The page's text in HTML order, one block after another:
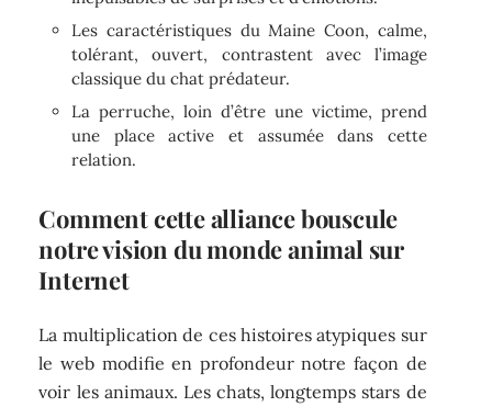
Les caractéristiques du Maine Coon, calme,
tolérant, ouvert, contrastent avec l’image
classique du chat prédateur.
La perruche, loin d’être une victime, prend
une place active et assumée dans cette
relation.
Comment cette alliance bouscule
notre vision du monde animal sur
Internet
La multiplication de ces histoires atypiques sur
le web modifie en profondeur notre façon de
voir les animaux. Les chats, longtemps stars de